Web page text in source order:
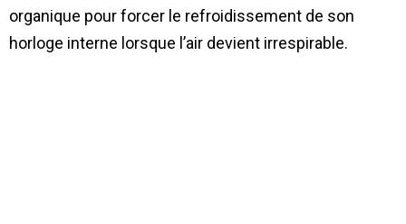
organique pour forcer le refroidissement de son
horloge interne lorsque l’air devient irrespirable.